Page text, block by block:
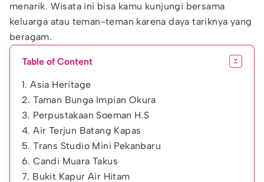
menarik. Wisata ini bisa kamu kunjungi bersama
keluarga atau teman-teman karena daya tariknya yang
beragam.
Table of Content
1. Asia Heritage
2. Taman Bunga Impian Okura
3. Perpustakaan Soeman H.S
4. Air Terjun Batang Kapas
5. Trans Studio Mini Pekanbaru
6. Candi Muara Takus
7. Bukit Kapur Air Hitam